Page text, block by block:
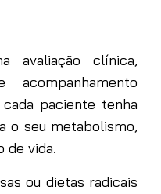
avaliação clínica,
paciente tenha
o seu metabolismo,
de vida.
ou dietas radicais